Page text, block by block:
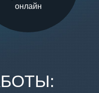
онлайн